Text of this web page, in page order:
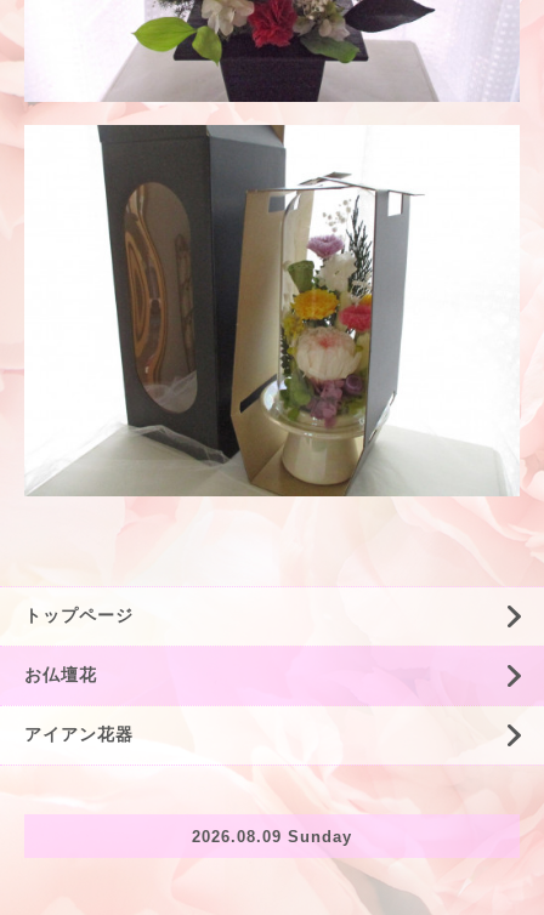
トップページ
お仏壇花
アイアン花器
2026.08.09 Sunday